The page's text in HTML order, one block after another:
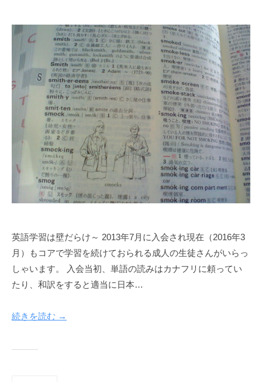
英語学習は壁だらけ～ 2013年7月に入会され現在（2016年3
月）もコアで学習を続けておられる成人の生徒さんがいらっ
しゃいます。 入会当初、単語の読みはカナフリに頼ってい
たり、和訳をすると適当に日本…
続きを読む →